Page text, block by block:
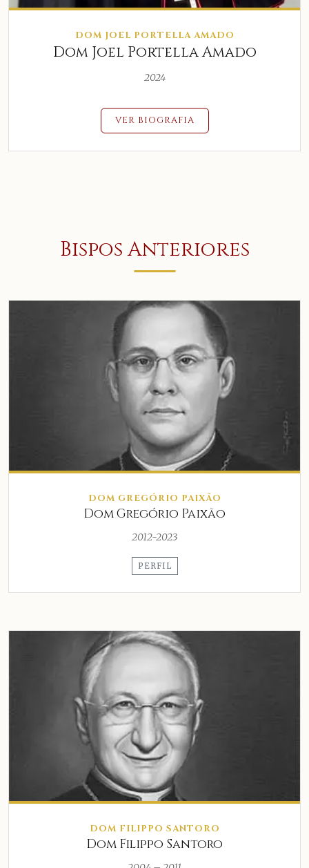
DOM JOEL PORTELLA AMADO
Dom Joel Portella Amado
2024
VER BIOGRAFIA
Bispos Anteriores
DOM GREGÓRIO PAIXÃO
Dom Gregório Paixão
2012-2023
PERFIL
DOM FILIPPO SANTORO
Dom Filippo Santoro